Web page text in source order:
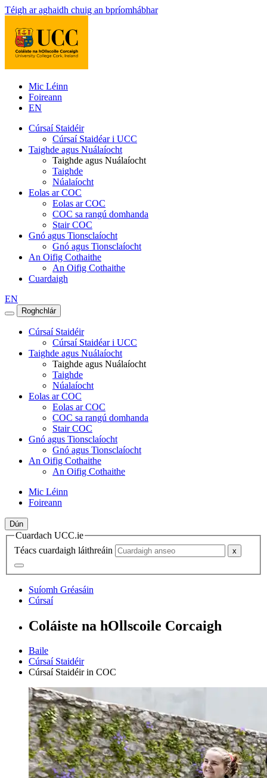
Téigh ar aghaidh chuig an bpríomhábhar
Mic Léinn
Foireann
EN
Cúrsaí Staidéir
Cúrsaí Staidéar i UCC
Taighde agus Nuálaíocht
Taighde agus Nuálaíocht
Taighde
Núalaíocht
Eolas ar COC
Eolas ar COC
COC sa rangú domhanda
Stair COC
Gnó agus Tionsclaíocht
Gnó agus Tionsclaíocht
An Oifig Cothaithe
An Oifig Cothaithe
Cuardaigh
EN
Roghchlár
Cúrsaí Staidéir
Cúrsaí Staidéar i UCC
Taighde agus Nuálaíocht
Taighde agus Nuálaíocht
Taighde
Núalaíocht
Eolas ar COC
Eolas ar COC
COC sa rangú domhanda
Stair COC
Gnó agus Tionsclaíocht
Gnó agus Tionsclaíocht
An Oifig Cothaithe
An Oifig Cothaithe
Mic Léinn
Foireann
Dún
Cuardach UCC.ie
Téacs cuardaigh láithreáin
Suíomh Gréasáin
Cúrsaí
Coláiste na hOllscoile Corcaigh
Baile
Cúrsaí Staidéir
Cúrsaí Staidéir in COC